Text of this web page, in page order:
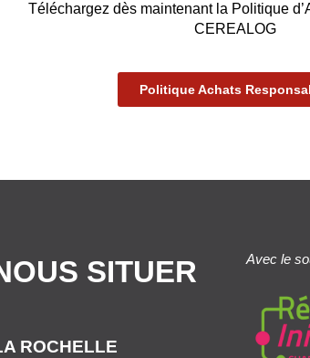
Téléchargez dès maintenant la Politique
CEREALOG
Politique Achats
NOUS SITUER
LA ROCHELLE
Avec le